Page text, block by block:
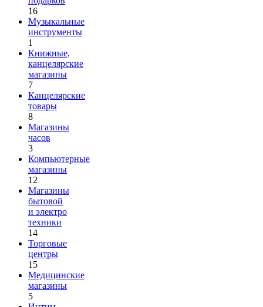
16
Музыкальные
инструменты
1
Книжные,
канцелярские
магазины
7
Канцелярские
товары
8
Магазины
часов
3
Компьютерные
магазины
12
Магазины
бытовой
и электро
техники
14
Торговые
центры
15
Медицинские
магазины
5